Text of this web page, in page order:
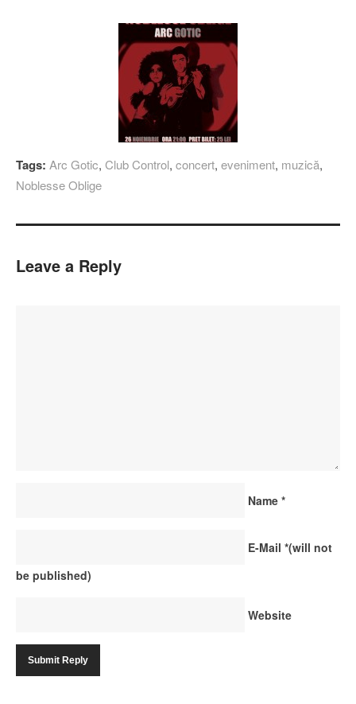
Tags: Arc Gotic, Club Control, concert, eveniment, muzică,
Noblesse Oblige
Leave a Reply
Name *
E-Mail *(will not
be published)
Website